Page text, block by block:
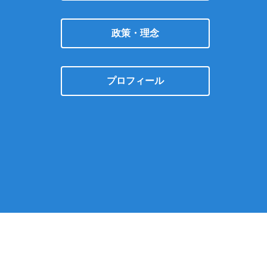
政策・理念
プロフィール